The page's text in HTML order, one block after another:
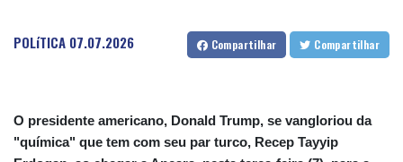
CUP 30.617784
CVE 110.283907
DOP 67.38126
DZD 153.592261
POLíTICA 07.07.2026 Compartilhar Compartilhar
O presidente americano, Donald Trump, se vangloriou da
"química" que tem com seu par turco, Recep Tayyip